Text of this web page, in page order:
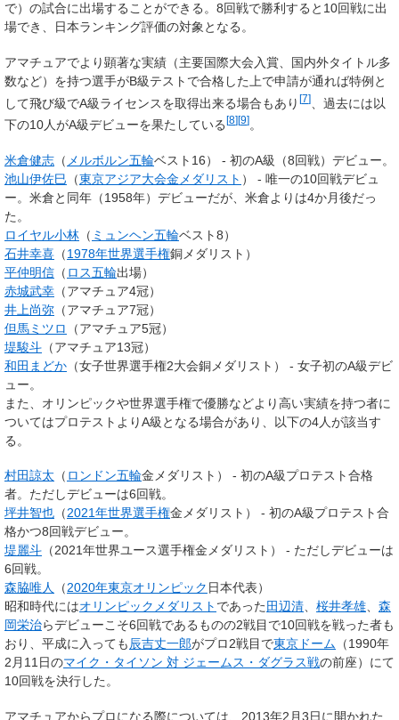
で）の試合に出場することができる。8回戦で勝利すると10回戦に出
場でき、日本ランキング評価の対象となる。
アマチュアでより顕著な実績（主要国際大会入賞、国内外タイトル多
数など）を持つ選手がB級テストで合格した上で申請が通れば特例と
して飛び級でA級ライセンスを取得出来る場合もあり [7]
、過去には以
下の10人がA級デビューを果たしている [8][9] 。
米倉健志 （ メルボルン五輪ベスト16） - 初のA級（8回戦）デビュー。
池山伊佐巳 （東京アジア大会金メダリスト ） - 唯一の10回戦デビュ
ー。米倉と同年（1958年）デビューだが、米倉よりは4か月後だっ
た。
ロイヤル小林 （ ミュンヘン五輪ベスト8）
石井幸喜 （1978年世界選手権銅メダリスト）
平仲明信 （ ロス五輪出場）
赤城武幸 （アマチュア4冠）
井上尚弥 （アマチュア7冠）
但馬ミツロ
（アマチュア5冠）
堤駿斗 （アマチュア13冠）
和田まどか （女子世界選手権2大会銅メダリスト） - 女子初のA級デビ
ュー。
また、オリンピックや世界選手権で優勝などより高い実績を持つ者に
ついてはプロテストよりA級となる場合があり、以下の4人が該当す
る。
村田諒太 （ ロンドン五輪金メダリスト） - 初のA級プロテスト合格
者。ただしデビューは6回戦。
坪井智也 （2021年世界選手権金メダリスト） - 初のA級プロテスト合
格かつ8回戦デビュー。
堤麗斗 （2021年世界ユース選手権金メダリスト） - ただしデビューは
6回戦。
森脇唯人
（2020年東京オリンピック 日本代表）
昭和時代にはオリンピックメダリスト であった 田辺清、 桜井孝雄、 森
岡栄治らデビューこそ6回戦であるものの2戦目で10回戦を戦った者も
おり、平成に入っても辰吉丈一郎がプロ2戦目で東京ドーム （1990年
2月11日のマイク・タイソン 対 ジェームス・ダグラス戦の前座）にて
10回戦を決行した。
アマチュアからプロになる際については、2013年2月3日に開かれた